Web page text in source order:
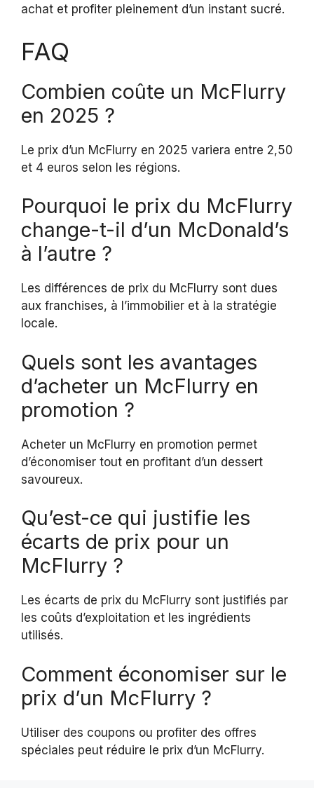
achat et profiter pleinement d’un instant sucré.
FAQ
Combien coûte un McFlurry
en 2025 ?
Le prix d’un McFlurry en 2025 variera entre 2,50
et 4 euros selon les régions.
Pourquoi le prix du McFlurry
change-t-il d’un McDonald’s
à l’autre ?
Les différences de prix du McFlurry sont dues
aux franchises, à l’immobilier et à la stratégie
locale.
Quels sont les avantages
d’acheter un McFlurry en
promotion ?
Acheter un McFlurry en promotion permet
d’économiser tout en profitant d’un dessert
savoureux.
Qu’est-ce qui justifie les
écarts de prix pour un
McFlurry ?
Les écarts de prix du McFlurry sont justifiés par
les coûts d’exploitation et les ingrédients
utilisés.
Comment économiser sur le
prix d’un McFlurry ?
Utiliser des coupons ou profiter des offres
spéciales peut réduire le prix d’un McFlurry.